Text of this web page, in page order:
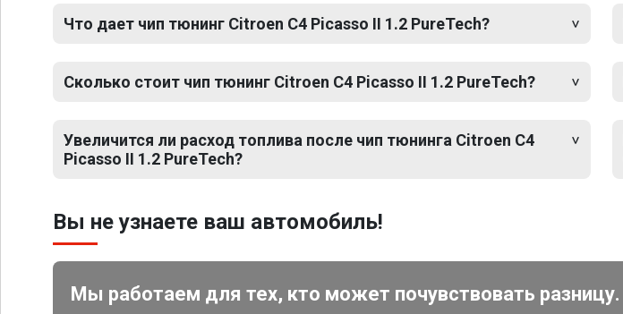
Что дает чип тюнинг Citroen C4 Picasso II 1.2 PureTech?
Сколько стоит чип тюнинг Citroen C4 Picasso II 1.2 PureTech?
Увеличится ли расход топлива после чип тюнинга Citroen C4
Picasso II 1.2 PureTech?
Вы не узнаете ваш автомобиль!
Мы работаем для тех, кто может почувствовать разницу.